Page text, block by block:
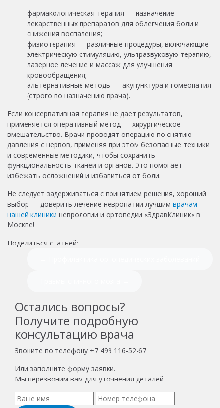
фармакологическая терапия — назначение
лекарственных препаратов для облегчения боли и
снижения воспаления;
физиотерапия — различные процедуры, включающие
электрическую стимуляцию, ультразвуковую терапию,
лазерное лечение и массаж для улучшения
кровообращения;
альтернативные методы — акупунктура и гомеопатия
(строго по назначению врача).
Если консервативная терапия не дает результатов,
применяется оперативный метод — хирургическое
вмешательство. Врачи проводят операцию по снятию
давления с нервов, применяя при этом безопасные техники
и современные методики, чтобы сохранить
функциональность тканей и органов. Это помогает
избежать осложнений и избавиться от боли.
Не следует задерживаться с принятием решения, хороший
выбор — доверить лечение невропатии лучшим врачам
нашей клиники неврологии и ортопедии «ЗдравКлиник» в
Москве!
Поделиться статьей:
Остались вопросы?
Получите подробную
консультацию врача
Звоните по телефону +7 499 116-52-67
Или заполните форму заявки.
Мы перезвоним вам для уточнения деталей